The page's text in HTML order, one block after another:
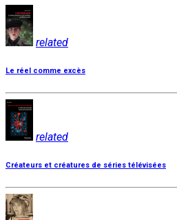
related
Le réel comme excès
related
Créateurs et créatures de séries télévisées